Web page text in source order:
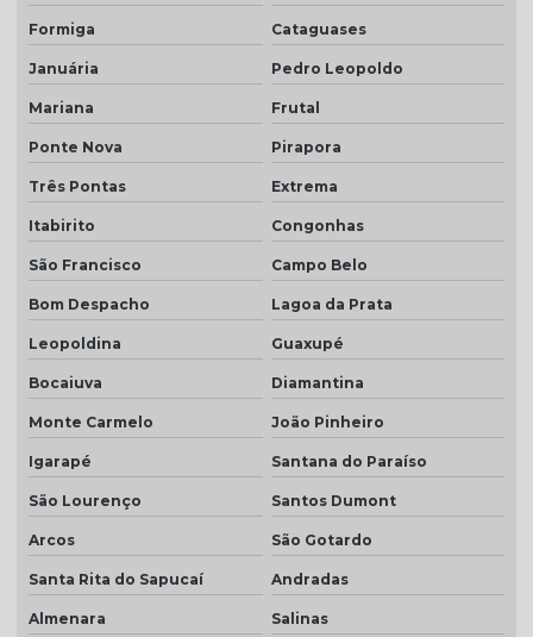
Telha selote
Telha transparente americana
Telha transparente americana preço
Telha transparente americana quanto custa
Telhas ceramica porcelanato
Telhas coloniais cores
Telhas dupla
Telhas dupla face
Telhas dupla face branca
Formiga Cataguases
Januária Pedro Leopoldo
Mariana Frutal
Ponte Nova Pirapora
Três Pontas Extrema
Itabirito Congonhas
São Francisco Campo Belo
Bom Despacho Lagoa da Prata
Leopoldina Guaxupé
Bocaiuva Diamantina
Monte Carmelo João Pinheiro
Igarapé Santana do Paraíso
São Lourenço Santos Dumont
Arcos São Gotardo
Santa Rita do Sapucaí Andradas
Almenara Salinas